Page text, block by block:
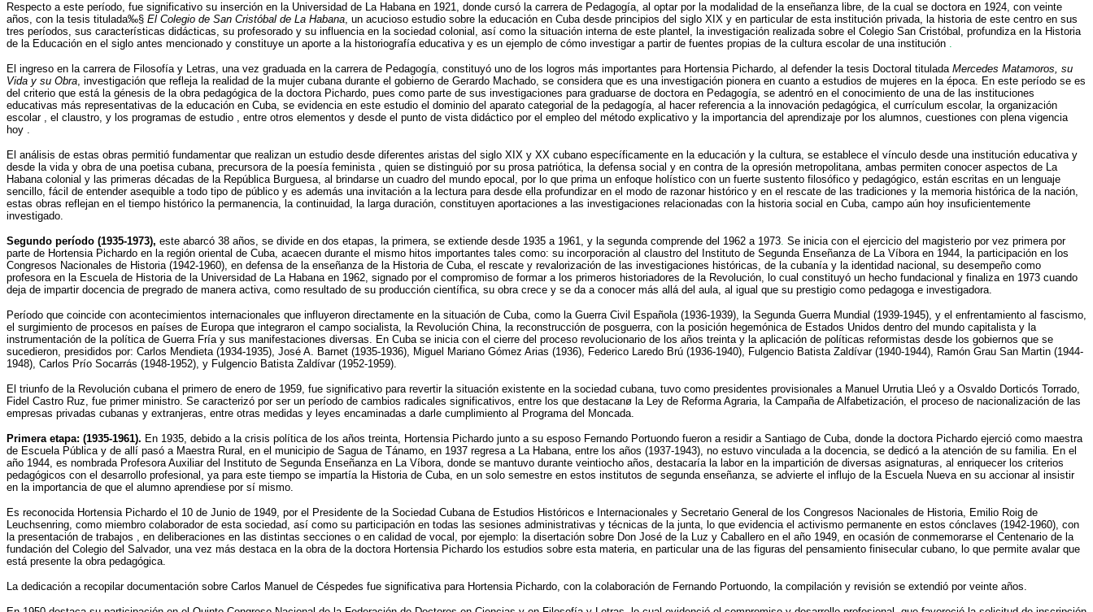
Respecto a este período, fue significativo su inserción en la Universidad de La Habana en 1921, donde cursó la carrera de Pedagogía, al optar por la modalidad de la enseñanza libre, de la cual se doctora en 1924, con veinte
años, con la tesis titulada‰§ El Colegio de San Cristóbal de La Habana, un acucioso estudio sobre la educación en Cuba desde principios del siglo XIX y en particular de esta institución privada, la historia de este centro en sus
tres períodos, sus características didácticas, su profesorado y su influencia en la sociedad colonial, así como la situación interna de este plantel, la investigación realizada sobre el Colegio San Cristóbal, profundiza en la Historia
de la Educación en el siglo antes mencionado y constituye un aporte a la historiografía educativa y es un ejemplo de cómo investigar a partir de fuentes propias de la cultura escolar de una institución .
El ingreso en la carrera de Filosofía y Letras, una vez graduada en la carrera de Pedagogía, constituyó uno de los logros más importantes para Hortensia Pichardo, al defender la tesis Doctoral titulada Mercedes Matamoros, su
Vida y su Obra, investigación que refleja la realidad de la mujer cubana durante el gobierno de Gerardo Machado, se considera que es una investigación pionera en cuanto a estudios de mujeres en la época. En este período se es
del criterio que está la génesis de la obra pedagógica de la doctora Pichardo, pues como parte de sus investigaciones para graduarse de doctora en Pedagogía, se adentró en el conocimiento de una de las instituciones
educativas más representativas de la educación en Cuba, se evidencia en este estudio el dominio del aparato categorial de la pedagogía, al hacer referencia a la innovación pedagógica, el currículum escolar, la organización
escolar , el claustro, y los programas de estudio , entre otros elementos y desde el punto de vista didáctico por el empleo del método explicativo y la importancia del aprendizaje por los alumnos, cuestiones con plena vigencia
hoy .
El análisis de estas obras permitió fundamentar que realizan un estudio desde diferentes aristas del siglo XIX y XX cubano específicamente en la educación y la cultura, se establece el vínculo desde una institución educativa y
desde la vida y obra de una poetisa cubana, precursora de la poesía feminista , quien se distinguió por su prosa patriótica, la defensa social y en contra de la opresión metropolitana, ambas permiten conocer aspectos de La
Habana colonial y las primeras décadas de la República Burguesa, al brindarse un cuadro del mundo epocal, por lo que prima un enfoque holístico con un fuerte sustento filosófico y pedagógico, están escritas en un lenguaje
sencillo, fácil de entender asequible a todo tipo de público y es además una invitación a la lectura para desde ella profundizar en el modo de razonar histórico y en el rescate de las tradiciones y la memoria histórica de la nación,
estas obras reflejan en el tiempo histórico la permanencia, la continuidad, la larga duración, constituyen aportaciones a las investigaciones relacionadas con la historia social en Cuba, campo aún hoy insuficientemente
investigado.
Segundo período (1935-1973), este abarcó 38 años, se divide en dos etapas, la primera, se extiende desde 1935 a 1961, y la segunda comprende del 1962 a 1973. Se inicia con el ejercicio del magisterio por vez primera por
parte de Hortensia Pichardo en la región oriental de Cuba, acaecen durante el mismo hitos importantes tales como: su incorporación al claustro del Instituto de Segunda Enseñanza de La Víbora en 1944, la participación en los
Congresos Nacionales de Historia (1942-1960), en defensa de la enseñanza de la Historia de Cuba, el rescate y revalorización de las investigaciones históricas, de la cubanía y la identidad nacional, su desempeño como
profesora en la Escuela de Historia de la Universidad de La Habana en 1962, signado por el compromiso de formar a los primeros historiadores de la Revolución, lo cual constituyó un hecho fundacional y finaliza en 1973 cuando
deja de impartir docencia de pregrado de manera activa, como resultado de su producción científica, su obra crece y se da a conocer más allá del aula, al igual que su prestigio como pedagoga e investigadora.
Período que coincide con acontecimientos internacionales que influyeron directamente en la situación de Cuba, como la Guerra Civil Española (1936-1939), la Segunda Guerra Mundial (1939-1945), y el enfrentamiento al fascismo,
el surgimiento de procesos en países de Europa que integraron el campo socialista, la Revolución China, la reconstrucción de posguerra, con la posición hegemónica de Estados Unidos dentro del mundo capitalista y la
instrumentación de la política de Guerra Fría y sus manifestaciones diversas. En Cuba se inicia con el cierre del proceso revolucionario de los años treinta y la aplicación de políticas reformistas desde los gobiernos que se
sucedieron, presididos por: Carlos Mendieta (1934-1935), José A. Barnet (1935-1936), Miguel Mariano Gómez Arias (1936), Federico Laredo Brú (1936-1940), Fulgencio Batista Zaldívar (1940-1944), Ramón Grau San Martin (1944-
1948), Carlos Prío Socarrás (1948-1952), y Fulgencio Batista Zaldívar (1952-1959).
El triunfo de la Revolución cubana el primero de enero de 1959, fue significativo para revertir la situación existente en la sociedad cubana, tuvo como presidentes provisionales a Manuel Urrutia Lleó y a Osvaldo Dorticós Torrado,
Fidel Castro Ruz, fue primer ministro. Se caracterizó por ser un período de cambios radicales significativos, entre los que destacanø la Ley de Reforma Agraria, la Campaña de Alfabetización, el proceso de nacionalización de las
empresas privadas cubanas y extranjeras, entre otras medidas y leyes encaminadas a darle cumplimiento al Programa del Moncada.
Primera etapa: (1935-1961). En 1935, debido a la crisis política de los años treinta, Hortensia Pichardo junto a su esposo Fernando Portuondo fueron a residir a Santiago de Cuba, donde la doctora Pichardo ejerció como maestra
de Escuela Pública y de allí pasó a Maestra Rural, en el municipio de Sagua de Tánamo, en 1937 regresa a La Habana, entre los años (1937-1943), no estuvo vinculada a la docencia, se dedicó a la atención de su familia. En el
año 1944, es nombrada Profesora Auxiliar del Instituto de Segunda Enseñanza en La Víbora, donde se mantuvo durante veintiocho años, destacaría la labor en la impartición de diversas asignaturas, al enriquecer los criterios
pedagógicos con el desarrollo profesional, ya para este tiempo se impartía la Historia de Cuba, en un solo semestre en estos institutos de segunda enseñanza, se advierte el influjo de la Escuela Nueva en su accionar al insistir
en la importancia de que el alumno aprendiese por sí mismo.
Es reconocida Hortensia Pichardo el 10 de Junio de 1949, por el Presidente de la Sociedad Cubana de Estudios Históricos e Internacionales y Secretario General de los Congresos Nacionales de Historia, Emilio Roig de
Leuchsenring, como miembro colaborador de esta sociedad, así como su participación en todas las sesiones administrativas y técnicas de la junta, lo que evidencia el activismo permanente en estos cónclaves (1942-1960), con
la presentación de trabajos , en deliberaciones en las distintas secciones o en calidad de vocal, por ejemplo: la disertación sobre Don José de la Luz y Caballero en el año 1949, en ocasión de conmemorarse el Centenario de la
fundación del Colegio del Salvador, una vez más destaca en la obra de la doctora Hortensia Pichardo los estudios sobre esta materia, en particular una de las figuras del pensamiento finisecular cubano, lo que permite avalar que
está presente la obra pedagógica.
La dedicación a recopilar documentación sobre Carlos Manuel de Céspedes fue significativa para Hortensia Pichardo, con la colaboración de Fernando Portuondo, la compilación y revisión se extendió por veinte años.